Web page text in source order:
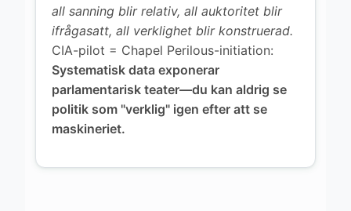
all sanning blir relativ, all auktoritet blir
ifrågasatt, all verklighet blir konstruerad.
CIA-pilot = Chapel Perilous-initiation:
Systematisk data exponerar
parlamentarisk teater—du kan aldrig se
politik som "verklig" igen efter att se
maskineriet.